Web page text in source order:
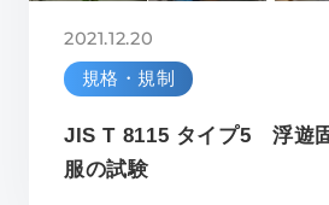
2021.12.20
規格・規制
JIS T 8115 タイプ5 浮遊
服の試験